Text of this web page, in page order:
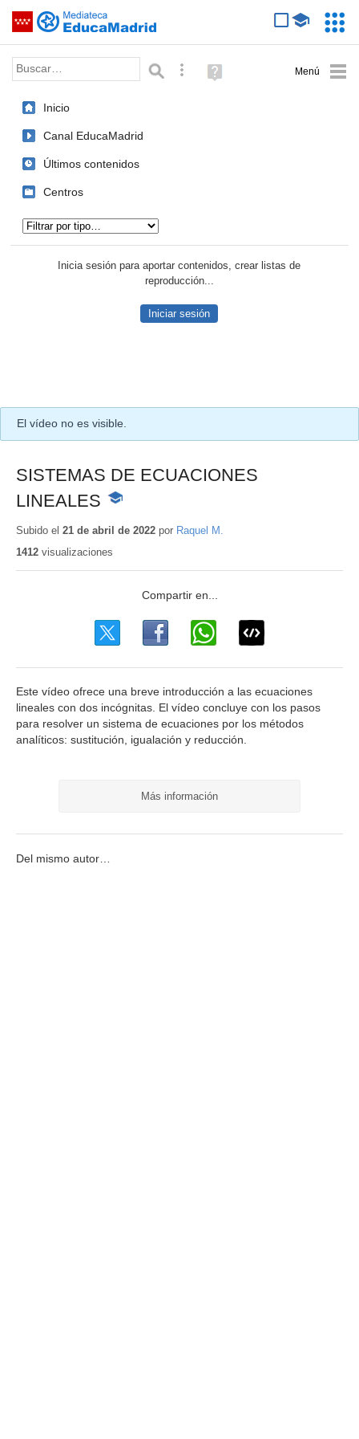
Saltar navegación
Palabra o frase: Búsqueda avanzada
Ayuda
(en
Inicio
Canal EducaMadrid
Últimos contenidos
Centros
Inicia sesión para aportar contenidos, crear listas de
reproducción...
Iniciar sesión
El vídeo no es visible.
SISTEMAS DE ECUACIONES
LINEALES
-
educativo
Subido el 21 de abril de 2022 por Raquel M.
1412 visualizaciones
Este vídeo ofrece una breve introducción a las ecuaciones
lineales con dos incógnitas. El vídeo concluye con los pasos
para resolver un sistema de ecuaciones por los métodos
analíticos: sustitución, igualación y reducción.
Más información
Del mismo autor…